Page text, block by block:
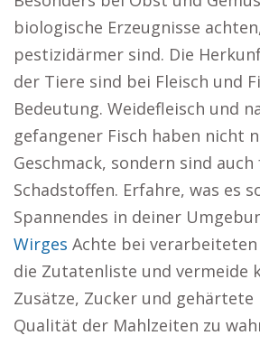
biologische Erzeugnisse
pestizidärmer sind. Die
der Tiere sind bei Fleisch und
Bedeutung. Weidefleisch und
gefangener Fisch haben nicht
Geschmack, sondern sind
Schadstoffen. Erfahre, was es
Spannendes in deiner
Wirges Achte bei
die Zutatenliste und vermeide
Zusätze, Zucker und gehärtete
Qualität der Mahlzeiten zu